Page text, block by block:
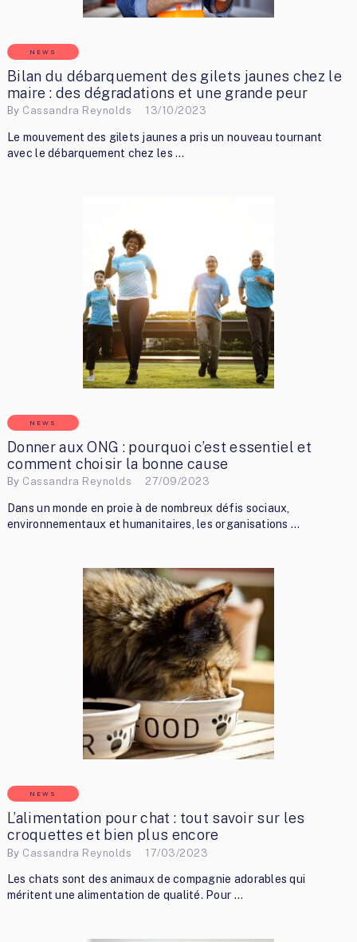
NEWS
Bilan du débarquement des gilets jaunes chez le
maire : des dégradations et une grande peur
By Cassandra Reynolds 13/10/2023
Le mouvement des gilets jaunes a pris un nouveau tournant
avec le débarquement chez les …
NEWS
Donner aux ONG : pourquoi c’est essentiel et
comment choisir la bonne cause
By Cassandra Reynolds 27/09/2023
Dans un monde en proie à de nombreux défis sociaux,
environnementaux et humanitaires, les organisations …
NEWS
L’alimentation pour chat : tout savoir sur les
croquettes et bien plus encore
By Cassandra Reynolds 17/03/2023
Les chats sont des animaux de compagnie adorables qui
méritent une alimentation de qualité. Pour …